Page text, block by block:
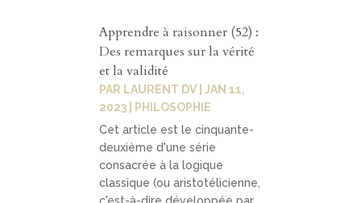
Apprendre à raisonner (52) :
Des remarques sur la vérité
et la validité
PAR LAURENT DV |JAN 11,
2023
PHILOSOPHIE
Cet article est le cinquante-
deuxième d'une série
consacrée à la logique
classique (ou aristotélicienne,
c'est-à-dire développée par